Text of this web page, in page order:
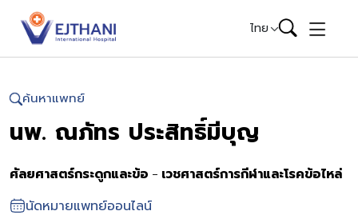
Skip to content
ไทย
ค้นหาแพทย์
นพ. ณภัทร ประสิทธิ์มีบุญ
ศัลยศาสตร์กระดูกและข้อ - เวชศาสตร์การกีฬาและโรคข้อไหล่
นัดหมายแพทย์ออนไลน์